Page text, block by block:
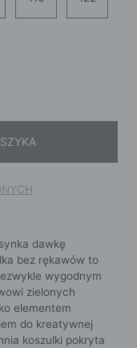
dawkę
bez rękawów to
wygodnym
zielonych
elementem
do kreatywnej
koszulki pokryta